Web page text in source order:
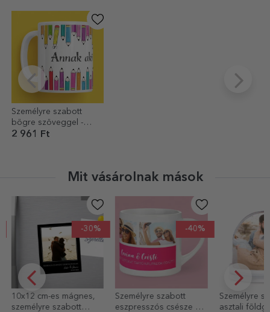
Személyre szabott
bögre szöveggel -
Színes ceruzák
2 961 Ft
Mit vásárolnak mások
-40%
Személyre szabott
eszpresszós csésze 3
Személyre szabott
asztali földgömb 2